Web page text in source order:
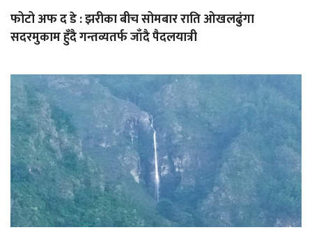
फोटो अफ द डे : झरीका बीच सोमबार राति ओखलढुंगा
सदरमुकाम हुँदै गन्तव्यतर्फ जाँदै पैदलयात्री